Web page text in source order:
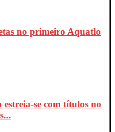
no primeiro Aquatlo
se com títulos no